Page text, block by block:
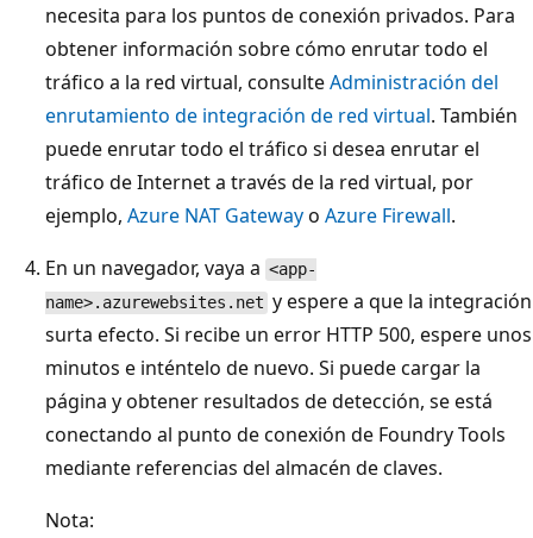
necesita para los puntos de conexión privados. Para
obtener información sobre cómo enrutar todo el
tráfico a la red virtual, consulteAdministración del
enrutamiento de integración de red virtual. También
puede enrutar todo el tráfico si desea enrutar el
tráfico de Internet a través de la red virtual, por
ejemplo, Azure NAT Gatewayo Azure Firewall.
En un navegador, vaya a <app-
name>.azurewebsites.net y espere a que la integración
surta efecto. Si recibe un error HTTP 500, espere unos
minutos e inténtelo de nuevo. Si puede cargar la
página y obtener resultados de detección, se está
conectando al punto de conexión de Foundry Tools
mediante referencias del almacén de claves.
Nota: